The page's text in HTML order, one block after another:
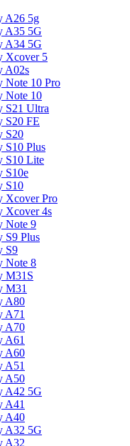
A26 5g
A35 5G
A34 5G
Xcover 5
A02s
Note 10 Pro
Note 10
S21 Ultra
S20 FE
S20
S10 Plus
S10 Lite
S10e
S10
Xcover Pro
Xcover 4s
Note 9
S9 Plus
S9
Note 8
M31S
M31
A80
A71
A70
A61
A60
A51
A50
A42 5G
A41
A40
A32 5G
A32